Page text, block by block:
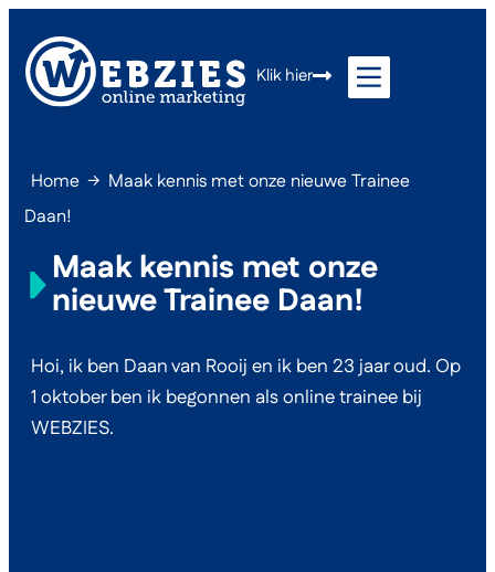
Klik hier
Home → Maak kennis met onze nieuwe Trainee
Daan!
Maak kennis met onze
nieuwe Trainee Daan!
Hoi, ik ben Daan van Rooij en ik ben 23 jaar oud. Op
1 oktober ben ik begonnen als online trainee bij
WEBZIES.